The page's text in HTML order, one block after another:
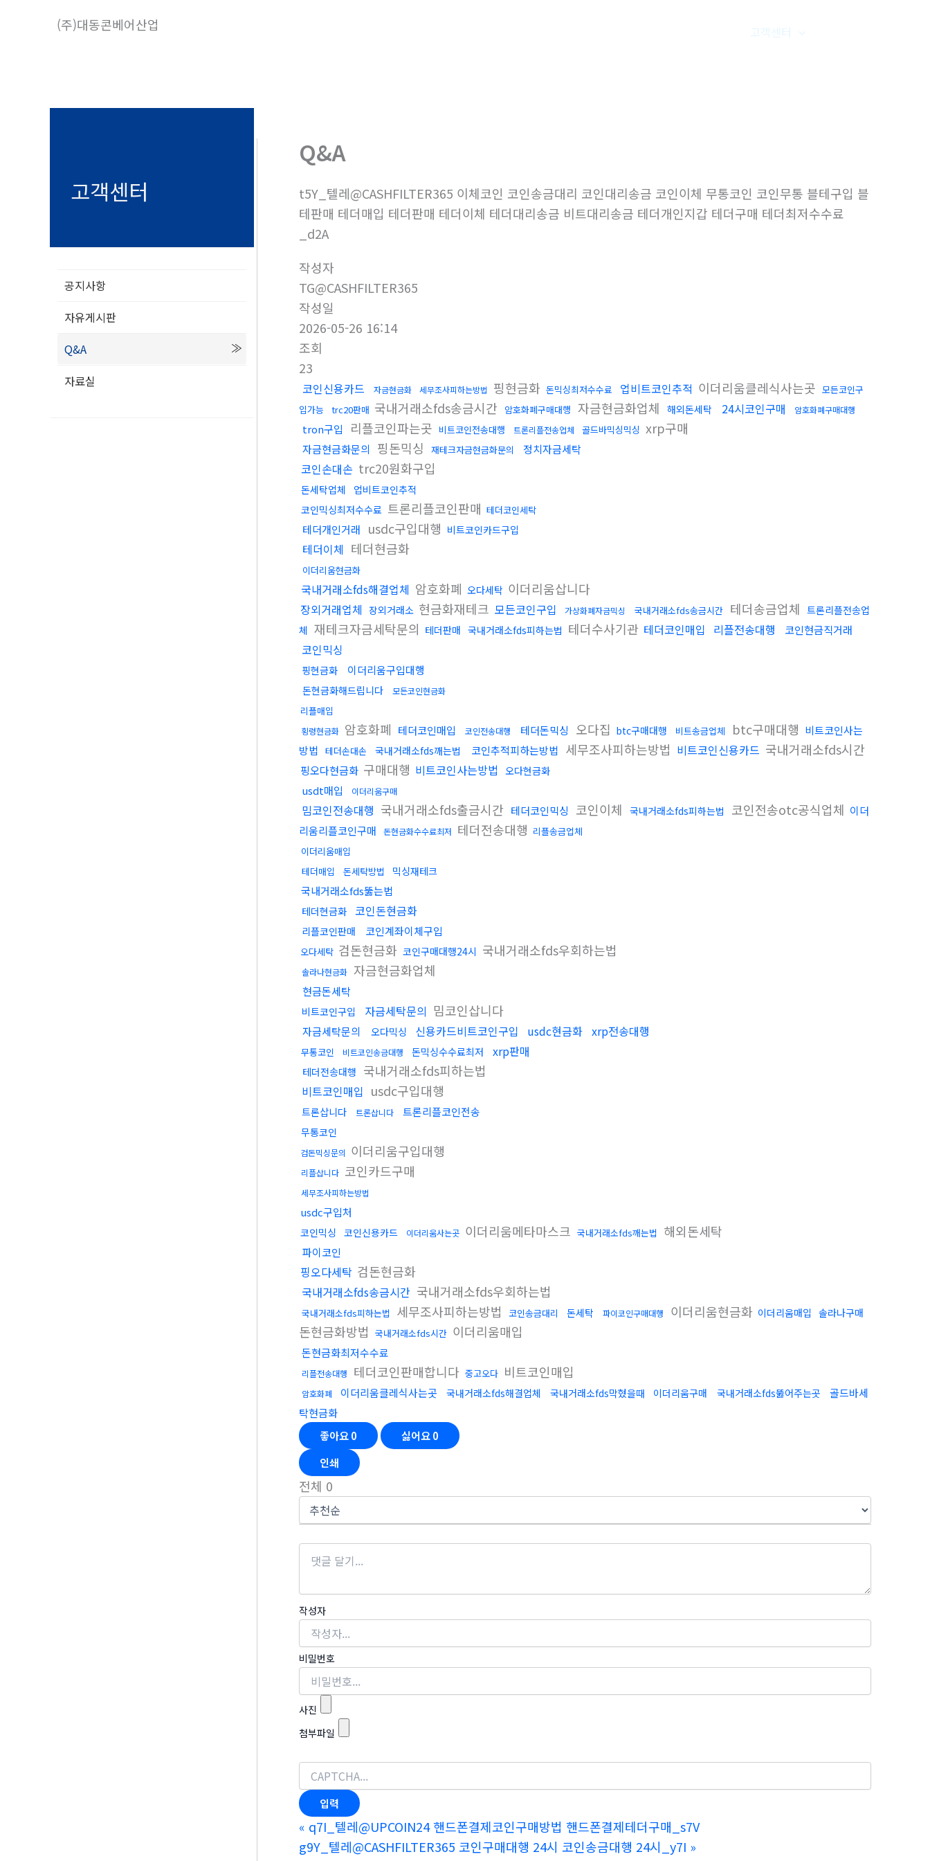
(주)대동콘베어산업 고객센터
고객센터
공지사항
자유게시판
Q&A
자료실
Q&A
t5Y_텔레@CASHFILTER365 이체코인 코인송금대리 코인대리송금 코인이체 무통코인 코인무통 블테구입 블
테판매 테더매입 테더판매 테더이체 테더대리송금 비트대리송금 테더개인지갑 테더구매 테더최저수수료
_d2A
작성자
TG@CASHFILTER365
작성일
2026-05-26 16:14
조회
23
코인신용카드 자금현금화 세무조사피하는방법 핑현금화 돈믹싱최저수수료 업비트코인추적 이더리움클레식사는곳 모든코인구
입가능
trc20판매 국내거래소fds송금시간 암호화폐구매대행 자금현금화업체 해외돈세탁 24시코인구매 암호화폐구매대행
tron구입 리플코인파는곳 비트코인전송대행 트론리플전송업체 골드바믹싱믹싱 xrp구매
자금현금화문의 핑돈믹싱 재테크자금현금화문의 정치자금세탁
코인손대손 trc20원화구입
돈세탁업체
업비트코인추적
코인믹싱최저수수료 트론리플코인판매 테더코인세탁
테더개인거래 usdc구입대행 비트코인카드구입
테더이체 테더현금화
이더리움현금화
국내거래소fds해결업체 암호화폐 오다세탁 이더리움삽니다
장외거래업체 장외거래소 현금화재테크 모든코인구입 가상화폐자금믹싱 국내거래소fds송금시간 테더송금업체 트론리플전송업
체 재테크자금세탁문의 테더판매 국내거래소fds피하는법 테더수사기관 테더코인매입 리플전송대행 코인현금직거래
코인믹싱
핑현금화 이더리움구입대행
돈현금화해드립니다 모든코인현금화
리플매입
횡령현금화 암호화폐 테더코인매입 코인전송대행 테더돈믹싱 오다집 btc구매대행 비트송금업체 btc구매대행 비트코인사는
방법 테더손대손 국내거래소fds깨는법 코인추적피하는방법 세무조사피하는방법 비트코인신용카드 국내거래소fds시간
핑오다현금화 구매대행 비트코인사는방법 오다현금화
usdt매입 이더리움구매
밈코인전송대행 국내거래소fds출금시간 테더코인믹싱 코인이체 국내거래소fds피하는법 코인전송otc공식업체 이더
리움리플코인구매
돈현금화수수료최저 테더전송대행 리플송금업체
이더리움매입
테더매입
돈세탁방법 믹싱재테크
국내거래소fds뚫는법
테더현금화 코인돈현금화
리플코인판매 코인계좌이체구입
오다세탁 검돈현금화 코인구매대행24시 국내거래소fds우회하는법
솔라나현금화 자금현금화업체
현금돈세탁
비트코인구입 자금세탁문의 밈코인삽니다
자금세탁문의 오다믹싱 신용카드비트코인구입 usdc현금화 xrp전송대행
무통코인 비트코인송금대행 돈믹싱수수료최저 xrp판매
테더전송대행 국내거래소fds피하는법
비트코인매입 usdc구입대행
트론삽니다 트론삽니다 트론리플코인전송
무통코인
검돈믹싱문의 이더리움구입대행
리플삽니다 코인카드구매
세무조사피하는방법
usdc구입처
코인믹싱 코인신용카드 이더리움사는곳 이더리움메타마스크 국내거래소fds깨는법 해외돈세탁
파이코인
핑오다세탁 검돈현금화
국내거래소fds송금시간 국내거래소fds우회하는법
국내거래소fds피하는법 세무조사피하는방법 코인송금대리 돈세탁 파이코인구매대행 이더리움현금화 이더리움매입 솔라나구매
돈현금화방법 국내거래소fds시간 이더리움매입
돈현금화최저수수료
리플전송대행 테더코인판매합니다 중고오다 비트코인매입
암호화폐 이더리움클레식사는곳 국내거래소fds해결업체 국내거래소fds막혔을때 이더리움구매 국내거래소fds뚫어주는곳
골드바세
탁현금화
좋아요0 싫어요0
인쇄
전체 0
작성자
비밀번호
사진
첨부파일
« q7I_텔레@UPCOIN24 핸드폰결제코인구매방법 핸드폰결제테더구매_s7V
g9Y_텔레@CASHFILTER365 코인구매대행 24시 코인송금대행 24시_y7I »